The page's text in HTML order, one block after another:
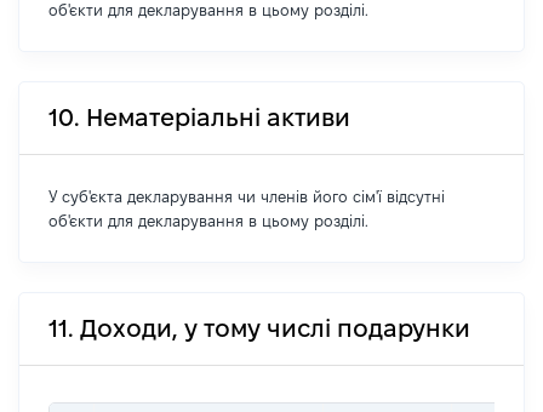
об'єкти для декларування в цьому розділі.
10. Нематеріальні активи
У суб'єкта декларування чи членів його сім'ї відсутні
об'єкти для декларування в цьому розділі.
11. Доходи, у тому числі подарунки